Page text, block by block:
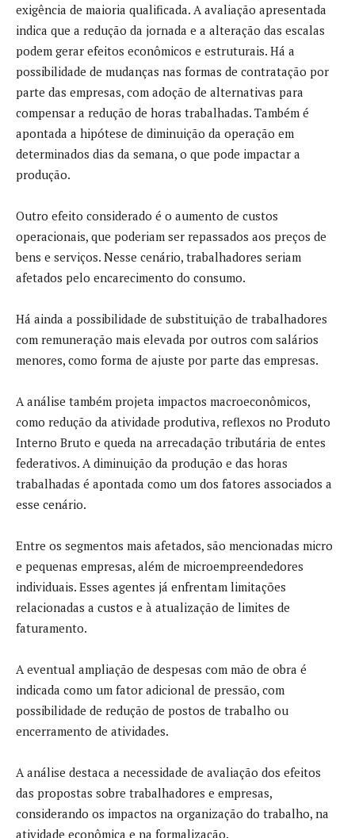
exigência de maioria qualificada. A avaliação apresentada
indica que a redução da jornada e a alteração das escalas
podem gerar efeitos econômicos e estruturais. Há a
possibilidade de mudanças nas formas de contratação por
parte das empresas, com adoção de alternativas para
compensar a redução de horas trabalhadas. Também é
apontada a hipótese de diminuição da operação em
determinados dias da semana, o que pode impactar a
produção.
Outro efeito considerado é o aumento de custos
operacionais, que poderiam ser repassados aos preços de
bens e serviços. Nesse cenário, trabalhadores seriam
afetados pelo encarecimento do consumo.
Há ainda a possibilidade de substituição de trabalhadores
com remuneração mais elevada por outros com salários
menores, como forma de ajuste por parte das empresas.
A análise também projeta impactos macroeconômicos,
como redução da atividade produtiva, reflexos no Produto
Interno Bruto e queda na arrecadação tributária de entes
federativos. A diminuição da produção e das horas
trabalhadas é apontada como um dos fatores associados a
esse cenário.
Entre os segmentos mais afetados, são mencionadas micro
e pequenas empresas, além de microempreendedores
individuais. Esses agentes já enfrentam limitações
relacionadas a custos e à atualização de limites de
faturamento.
A eventual ampliação de despesas com mão de obra é
indicada como um fator adicional de pressão, com
possibilidade de redução de postos de trabalho ou
encerramento de atividades.
A análise destaca a necessidade de avaliação dos efeitos
das propostas sobre trabalhadores e empresas,
considerando os impactos na organização do trabalho, na
atividade econômica e na formalização.